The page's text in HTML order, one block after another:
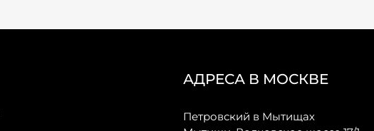
АДРЕСА В МОСКВЕ
Петровский в Мытищах